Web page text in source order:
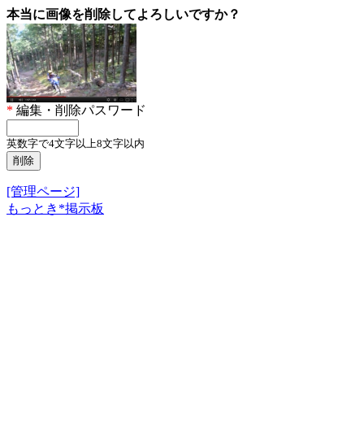
本当に画像を削除してよろしいですか？
* 編集・削除パスワード
英数字で4文字以上8文字以内
[管理ページ]
もっとき*掲示板